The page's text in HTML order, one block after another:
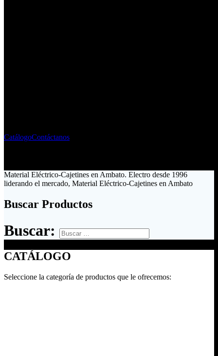
CatálogoContáctanos
Material Eléctrico-Cajetines en Ambato. Electro desde 1996
liderando el mercado, Material Eléctrico-Cajetines en Ambato
Buscar Productos
Buscar:
CATÁLOGO
Seleccione la categoría de productos que le ofrecemos: